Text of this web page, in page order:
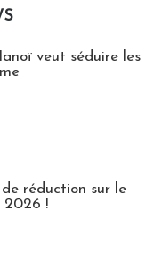
veut séduire les
réduction sur le
2026 !